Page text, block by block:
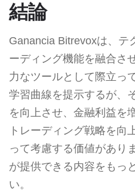
結論
Ganancia Bitrevoxは、テ
ーディング機能を融合さ
力なツールとして際立っ
学習曲線を提示するが、
を向上させ、金融利益を
トレーディング戦略を向
って考慮する価値があり
が提供できる内容をもっ
い。